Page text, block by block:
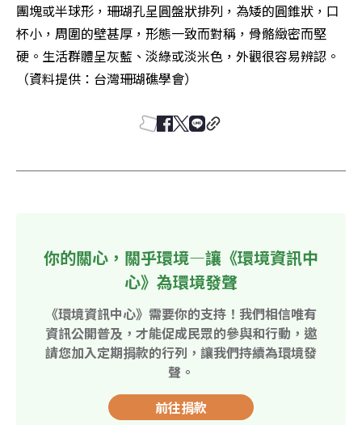
團塊或半球形，珊瑚孔呈圓盤狀排列，為矮的圓錐狀，口
杯小，周圍的壁甚厚，形態一致而對稱，骨骼緻密而堅
硬。生活群體呈灰藍、淡綠或淡米色，外觀很容易辨認。
（資料提供：台灣珊瑚礁學會）
你的關心，關乎環境—讓《環境資訊中
心》為環境發聲
《環境資訊中心》需要你的支持！我們相信唯有
資訊公開普及，才能促成民眾的參與和行動，邀
請您加入定期捐款的行列，讓我們持續為環境發
聲。
前往捐款